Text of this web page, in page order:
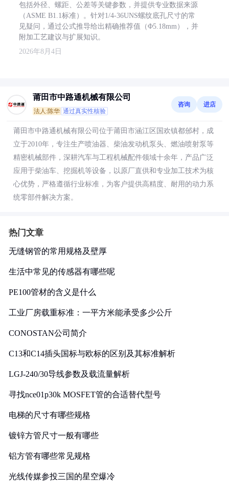
包括外径、螺距、公差等关键参数，并提供专业数据来源
（ASME B1.1标准）。针对1/4-36UNS螺纹底孔尺寸的常
见疑问，通过公式推导给出精确推荐值（Φ5.18mm），并
附加工艺建议与扩展知识。
2026年8月4日
莆田市中路通机械有限公司
法人:陈华 通过真实性核验
咨询 进店
莆田市中路通机械有限公司位于莆田市涵江区国欢镇都邠村，成
立于2010年，专注生产喷油器、柴油发动机泵头、燃油喷射泵等
精密机械部件，深耕汽车与工程机械配件领域十余年，产品广泛
应用于柴油车、挖掘机等设备，以原厂直供和专业加工技术为核
心优势，严格遵循行业标准，为客户提供高精度、耐用的动力系
统零部件解决方案。
热门文章
无缝钢管的常用规格及壁厚
生活中常见的传感器有哪些呢
PE100管材的含义是什么
工业厂房载重标准：一平方米能承受多少公斤
CONOSTAN公司简介
C13和C14插头国标与欧标的区别及其标准解析
LGJ-240/30导线参数及载流量解析
寻找nce01p30k MOSFET管的合适替代型号
电梯的尺寸有哪些规格
镀锌方管尺寸一般有哪些
铝方管有哪些常见规格
光线传媒参投三国的星空爆冷